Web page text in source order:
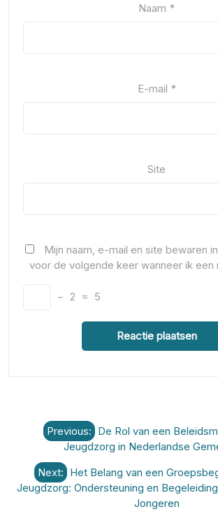
Naam *
E-mail *
Site
Mijn naam, e-mail en site bewaren
voor de volgende keer wanneer ik een
− 2 = 5
Berichtnavigatie
Previous: De Rol van een
Jeugdzorg in Nederlandse
Next: Het Belang van een
Jeugdzorg: Ondersteuning en
Jongeren